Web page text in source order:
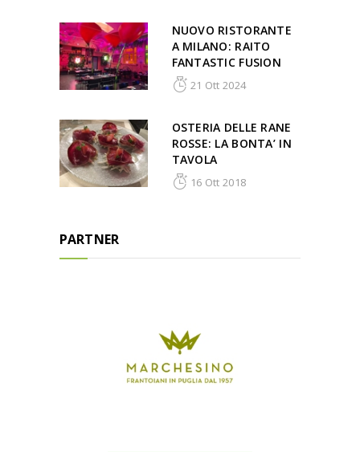
NUOVO RISTORANTE
A MILANO: RAITO
FANTASTIC FUSION
21 Ott 2024
OSTERIA DELLE RANE
ROSSE: LA BONTA’ IN
TAVOLA
16 Ott 2018
PARTNER